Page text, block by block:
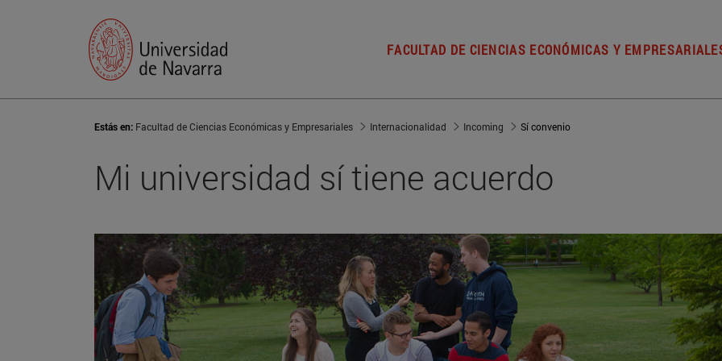
FACULTAD DE CIENCIAS ECONÓMICAS Y
Estás en: Facultad de Ciencias Económicas y Empresariales Internacionalidad Incoming Sí convenio
Mi universidad sí tiene acuerdo